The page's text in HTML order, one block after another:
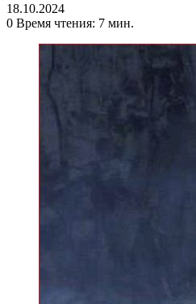
18.10.2024
0 Время чтения: 7 мин.